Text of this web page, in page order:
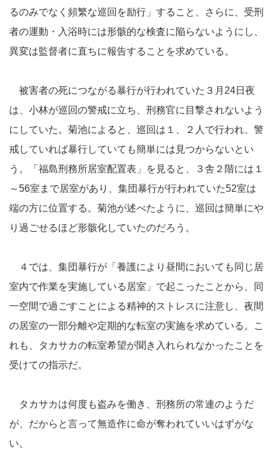
るのみでなく頻繁な巡回を励行」すること、さらに、受刑
者の運動・入浴時には形骸的な検査に陥らないようにし、
異変は監督者に直ちに報告することを求めている。
被害者の死につながる暴行が行われていた３月24日夜
は、小林が巡回の警戒に立ち、刑務官に目撃されないよう
にしていた。菊池によると、巡回は１、２人で行われ、警
戒していれば暴行していても簡単には見つからないとい
う。「福島刑務所居室配置表」を見ると、３舎２階には１
～56室まで居室があり、集団暴行が行われていた52室は
端の方に位置する。菊池が述べたように、巡回は簡単にや
り過ごせるほど形骸化していたのだろう。
４では、集団暴行が「養護により昼間においても同じ居
室内で作業を実施している居室」で起こったことから、同
一空間で過ごすことによる精神的ストレスに注意し、夜間
の居室の一部分離や定期的な転室の実施を求めている。こ
れも、タカサカの転室希望が聞き入れられなかったことを
受けての指示だ。
タカサカは何度も盗みを働き、刑務所の常連のようだ
が、だからと言って無造作に命が奪われていいはずがな
い。